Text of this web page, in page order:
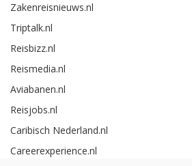
Zakenreisnieuws.nl
Triptalk.nl
Reisbizz.nl
Reismedia.nl
Aviabanen.nl
Reisjobs.nl
Caribisch Nederland.nl
Careerexperience.nl